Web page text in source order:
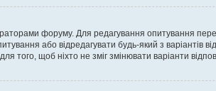
форуму. Для редагування опитування
або відредагувати будь-який з варіантів
щоб ніхто не зміг змінювати варіанти